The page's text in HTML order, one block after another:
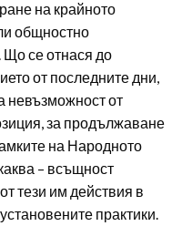
на крайното
общностно
Що се отнася до
от последните дни,
невъзможност от
за продължаване
на Народното
– всъщност
тези им действия в
практики.